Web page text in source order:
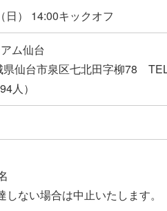
日） 14:00キックオフ
ム仙台
仙台市泉区七北田字柳78
人）
ない場合は中止いたします。